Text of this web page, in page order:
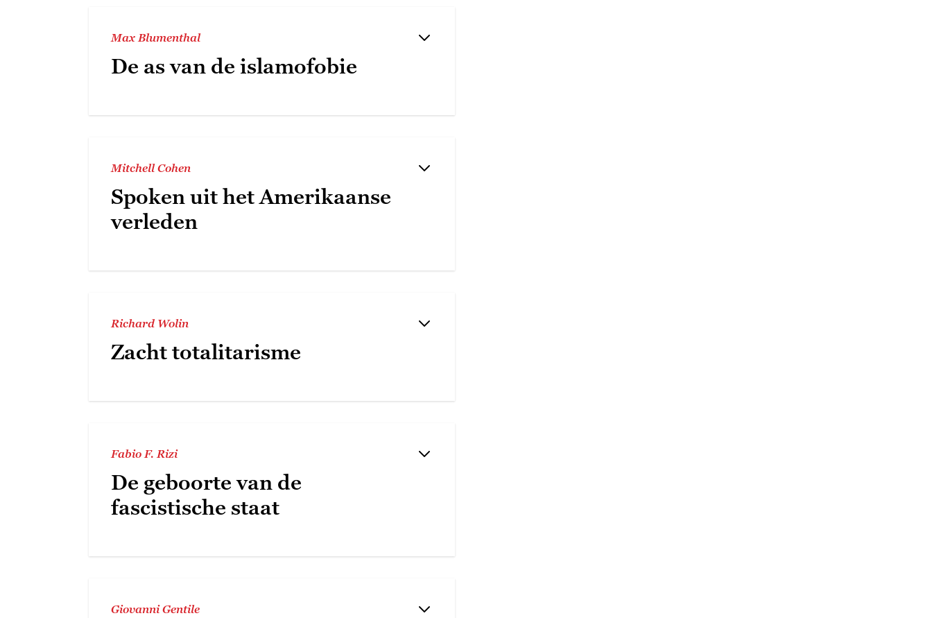
Max Blumenthal
De as van de islamofobie
Mitchell Cohen
Spoken uit het Amerikaanse
verleden
Richard Wolin
Zacht totalitarisme
Fabio F. Rizi
De geboorte van de
fascistische staat
Giovanni Gentile